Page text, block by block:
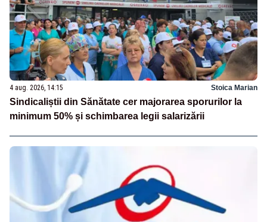
4 aug. 2026, 14:15 Stoica Marian
Sindicaliștii din Sănătate cer majorarea sporurilor la
minimum 50% și schimbarea legii salarizării